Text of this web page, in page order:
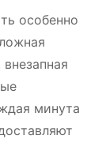
особенно
минута